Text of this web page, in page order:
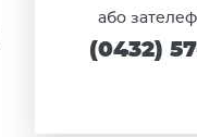
або
(0432)